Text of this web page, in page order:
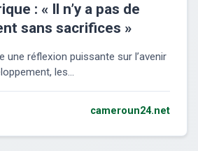
: « Il n’y a pas de
sans sacrifices »
une réflexion puissante sur l’avenir
les...
cameroun24.net